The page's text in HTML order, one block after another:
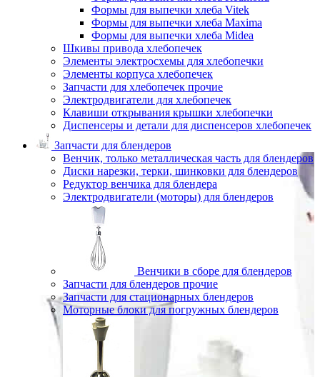
Формы для выпечки хлеба Vitek
Формы для выпечки хлеба Maxima
Формы для выпечки хлеба Midea
Шкивы привода хлебопечек
Элементы электросхемы для хлебопечки
Элементы корпуса хлебопечек
Запчасти для хлебопечек прочие
Электродвигатели для хлебопечек
Клавиши открывания крышки хлебопечки
Диспенсеры и детали для диспенсеров хлебопечек
Запчасти для блендеров
Венчик, только металлическая часть для блендеров
Диски нарезки, терки, шинковки для блендеров
Редуктор венчика для блендера
Электродвигатели (моторы) для блендеров
Венчики в сборе для блендеров
Запчасти для блендеров прочие
Запчасти для стационарных блендеров
Моторные блоки для погружных блендеров